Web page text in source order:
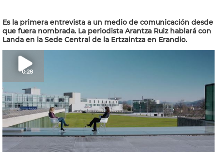
Es la primera entrevista a un medio de comunicación desde
que fuera nombrada. La periodista Arantza Ruiz hablará con
Landa en la Sede Central de la Ertzaintza en Erandio.
0:28